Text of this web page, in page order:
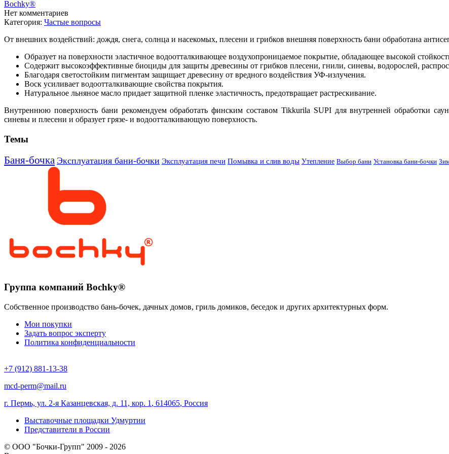
Bochky®
Нет комментариев
Категория: Частые вопросы
От внешних воздействий: дождя, снега, солнца и насекомых, плесени и грибков внешняя поверхность бани обработана
Образует на поверхности эластичное водоотталкивающее воздухопроницаемое покрытие, обладающее высокой
Содержит высокоэффективные биоциды для защиты древесины от грибков плесени, гнили, синевы, водорослей,
Благодаря светостойким пигментам защищает древесину от вредного воздействия УФ-излучения.
Воск усиливает водоотталкивающие свойства покрытия.
Натуральное льняное масло придает защитной пленке эластичность, предотвращает растрескивание.
Внутреннюю поверхность бани рекомендуем обработать финским составом Tikkurila SUPI для внутренней обработки
синевы и плесени и образует грязе- и водоотталкивающую поверхность.
Темы
Баня-бочка Эксплуатация бани-бочки Эксплуатация печи Помывка и слив воды Утепление Выбор бани Установка бани-бочки
Группа компаний Bochky®
Собственное производство бань-бочек, дачных домов, гриль домиков, беседок и других архитектурных форм.
Мои покупки
Задать вопрос эксперту
Политика конфиденциальности
+7 (912) 881-13-38
mcd-perm@mail.ru
г. Пермь, ул. 2-я Казанцевская, д. 11, кор. 1 , 614065, Россия
Выставочные площадки Удмуртии
Представители в России
© ООО "Бочки-Групп" 2009 - 2026